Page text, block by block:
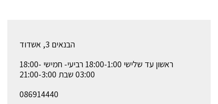
הבנאים 3, אשדוד
ראשון עד שלישי 18:00-1:00 רביעי- חמישי 18:00-
03:00 שבת 21:00-3:00
086914440